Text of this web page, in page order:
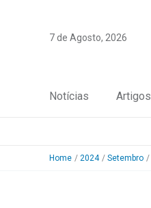
7 de Agosto, 2026
Notícias Artigos
Home 2024 Setembro